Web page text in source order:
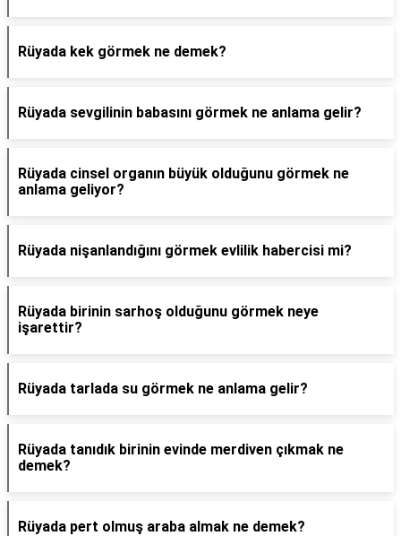
Rüyada kek görmek ne demek?
Rüyada sevgilinin babasını görmek ne anlama gelir?
Rüyada cinsel organın büyük olduğunu görmek ne
anlama geliyor?
Rüyada nişanlandığını görmek evlilik habercisi mi?
Rüyada birinin sarhoş olduğunu görmek neye
işarettir?
Rüyada tarlada su görmek ne anlama gelir?
Rüyada tanıdık birinin evinde merdiven çıkmak ne
demek?
Rüyada pert olmuş araba almak ne demek?